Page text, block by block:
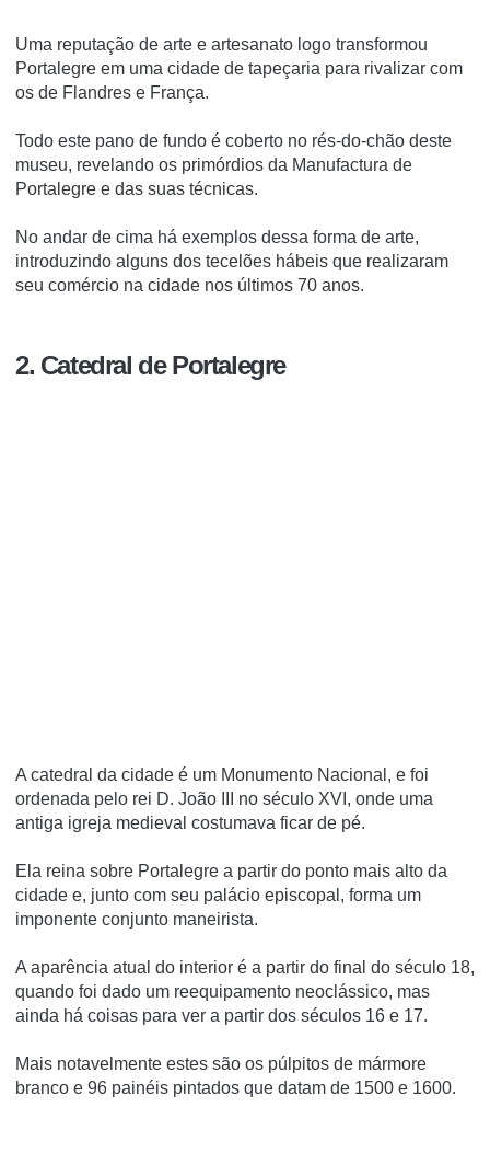
Uma reputação de arte e artesanato logo transformou
Portalegre em uma cidade de tapeçaria para rivalizar com
os de Flandres e França.
Todo este pano de fundo é coberto no rés-do-chão deste
museu, revelando os primórdios da Manufactura de
Portalegre e das suas técnicas.
No andar de cima há exemplos dessa forma de arte,
introduzindo alguns dos tecelões hábeis que realizaram
seu comércio na cidade nos últimos 70 anos.
2. Catedral de Portalegre
A catedral da cidade é um Monumento Nacional, e foi
ordenada pelo rei D. João III no século XVI, onde uma
antiga igreja medieval costumava ficar de pé.
Ela reina sobre Portalegre a partir do ponto mais alto da
cidade e, junto com seu palácio episcopal, forma um
imponente conjunto maneirista.
A aparência atual do interior é a partir do final do século 18,
quando foi dado um reequipamento neoclássico, mas
ainda há coisas para ver a partir dos séculos 16 e 17.
Mais notavelmente estes são os púlpitos de mármore
branco e 96 painéis pintados que datam de 1500 e 1600.